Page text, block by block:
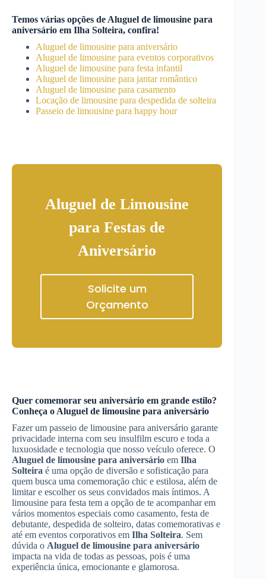
Temos várias opções de Aluguel de limousine para
aniversário em Ilha Solteira, confira!
Aluguel de limousine para aniversário
Aluguel de limousine para eventos corporativos
Aluguel de limousine para festa infantil
Aluguel de limousine para jantar romântico
Aluguel de limousine para casamento
Locação de limousine para despedida de solteira
Passeio de limousine para happy hour
Aluguel de Limousine
para Festas de
Aniversário
Solicite um
Orçamento
Quer comemorar seu aniversário em grande estilo?
Conheça o Aluguel de limousine para aniversário
Fazer um passeio de limousine para aniversário garante
privacidade interna com seu insulfilm escuro e toda a
luxuosidade e tecnologia que nosso veículo oferece. O
Aluguel de limousine para aniversário em Ilha
Solteira é uma opção de diversão e sofisticação para
quem busca uma comemoração chic e estilosa, além de
limitar e escolher os seus convidados mais íntimos. A
limousine para festa tem a opção de te acompanhar em
vários momentos especiais como casamento, festa de
debutante, despedida de solteiro, datas comemorativas e
até em eventos corporativos em Ilha Solteira. Sem
dúvida o Aluguel de limousine para aniversário
impacta na vida de todas as pessoas, pois é uma
experiência única, emocionante e glamorosa.